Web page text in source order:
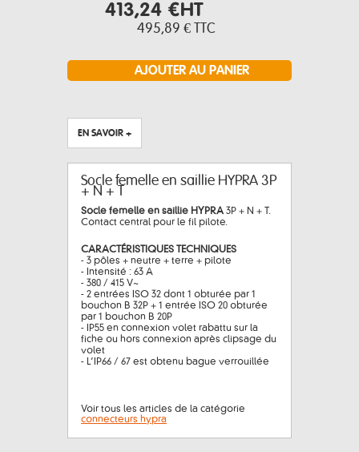
413,24 €HT
495,89 € TTC
EN SAVOIR +
Socle femelle en saillie HYPRA 3P
+ N + T
Socle femelle en saillie HYPRA 3P + N + T.
Contact central pour le fil pilote.
CARACTÉRISTIQUES TECHNIQUES
- 3 pôles + neutre + terre + pilote
- Intensité : 63 A
- 380 / 415 V~
- 2 entrées ISO 32 dont 1 obturée par 1
bouchon B 32P + 1 entrée ISO 20 obturée
par 1 bouchon B 20P
- IP55 en connexion volet rabattu sur la
fiche ou hors connexion après clipsage du
volet
- L’IP66 / 67 est obtenu bague verrouillée
Voir tous les articles de la catégorie
connecteurs hypra